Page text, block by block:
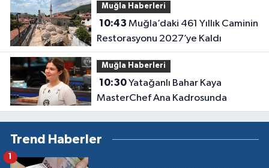
Muğla Haberleri
10:43
Restorasyonu 2027’ye Kaldı
Muğla Haberleri
10:30Yatağanlı Bahar Kaya
MasterChef Ana Kadrosunda
Trend Haberler
1